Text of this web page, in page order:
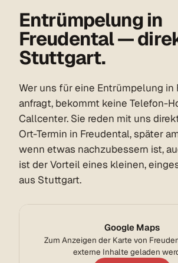
Entrümpelung in
Freudental —
Stuttgart.
Wer uns für eine Entrümpelung in
anfragt, bekommt keine Telefon-
Callcenter. Sie reden mit uns
Ort-Termin in Freudental, später
wenn etwas nachzubessern ist,
ist der Vorteil eines kleinen,
aus Stuttgart.
Google Maps
Zum Anzeigen der Karte von
externe Inhalte geladen